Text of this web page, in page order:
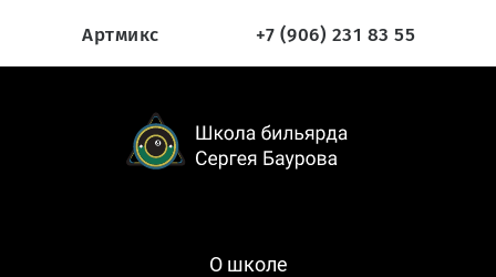
Артмикс +7 (906) 231 83 55
О школе